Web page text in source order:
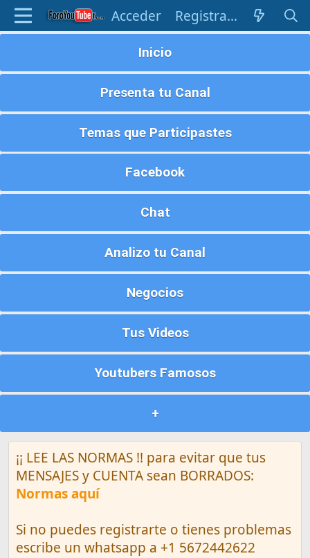
Acceder Registrarse
Inicio
Presenta tu Canal
Temas que Participastes
Facebook
Chat
Analizo tu Canal
Negocios
Tus Videos
Youtubers Famosos
+
¡¡ LEE LAS NORMAS !! para evitar que tus
MENSAJES y CUENTA sean BORRADOS:
Normas aquí
Si no puedes registrarte o tienes problemas
escribe un whatsapp a +1 5672442622